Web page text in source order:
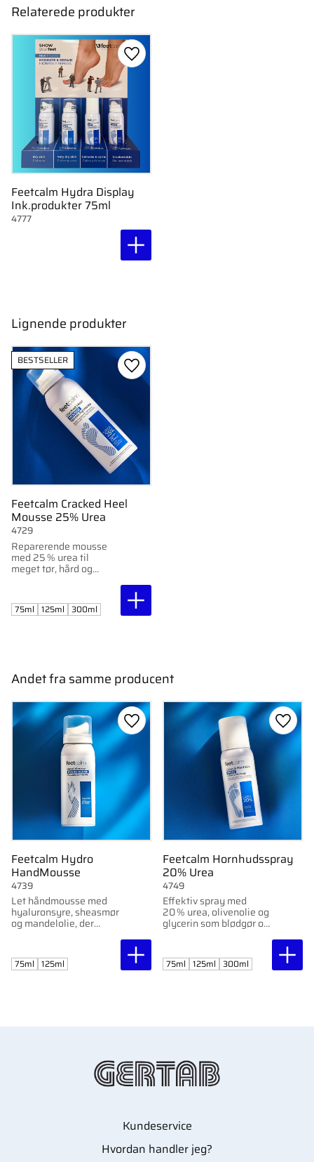
Relaterede produkter
Feetcalm Hydra Display
Ink.produkter 75ml
4777
Gem som favorit
Lignende produkter
Feetcalm Cracked Heel
Mousse 25% Urea
Reparerende mousse
med 25 % urea til
meget tør, hård og
glycerin.
4729
BESTSELLER
Gem som favorit
75ml 125ml 300ml
Andet fra samme producent
Feetcalm Hydro
HandMousse
Let håndmousse med
hyaluronsyre, sheasmør
og mandelolie, der
Absorberes hurtigt
uden at fedte.
4739
Gem som favorit
75ml 125ml
Feetcalm Hornhudsspray
20% Urea
Effektiv spray med
20 % urea, olivenolie og
glycerin som blødgør og
og hjemmepleje.
4749
Gem
75ml 125ml 300ml
Kundeservice
Hvordan handler jeg?